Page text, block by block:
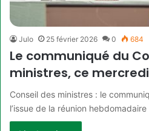
Julo 25 février 2026 0 684
Le communiqué du
ministres, ce
Conseil des ministres : le
l’issue de la réunion